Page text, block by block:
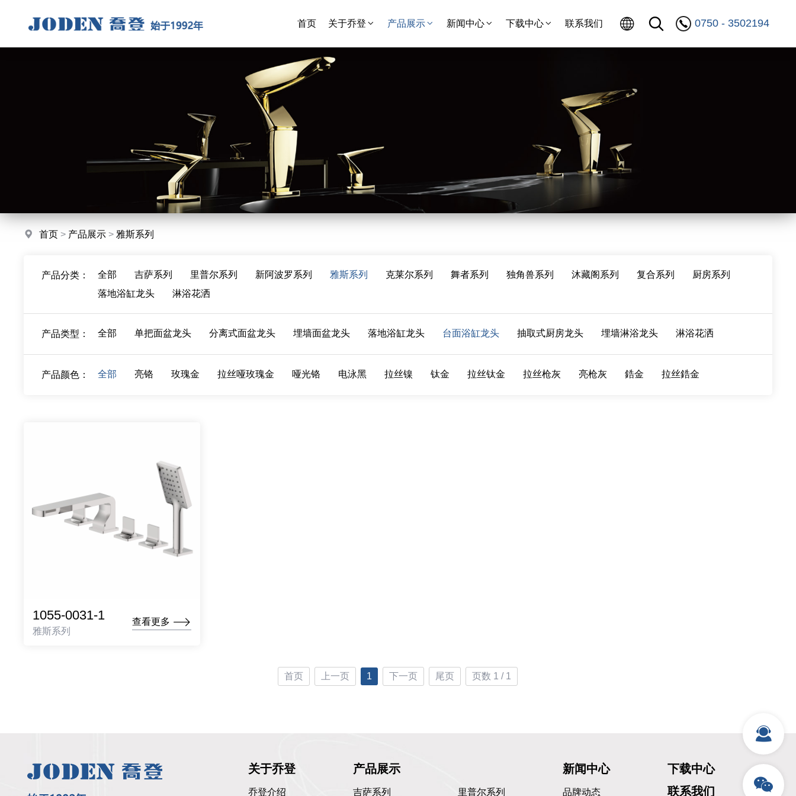
首页 关于乔登 产品展示 新闻中心 下载中心 联系我们 0750 - 3502194
首页 > 产品展示 > 雅斯系列
产品分类： 全部 吉萨系列 里普尔系列 新阿波罗系列 雅斯系列 克莱尔系列 舞者系列 独角兽系列 沐藏阁系列 复合系列
厨房系列
落地浴缸龙头
淋浴花洒
产品类型： 全部 单把面盆龙头 分离式面盆龙头 埋墙面盆龙头 落地浴缸龙头 台面浴缸龙头 抽取式厨房龙头 埋墙淋浴龙头 淋浴花洒
产品颜色： 全部 亮铬 玫瑰金 拉丝哑玫瑰金 哑光铬 电泳黑 拉丝镍 钛金 拉丝钛金 拉丝枪灰 亮枪灰 鋯金 拉丝鋯金
1055-0031-1
雅斯系列
查看更多
首页 上一页 1 下一页 尾页 页数 1 / 1
关于乔登
乔登介绍
产品展示
吉萨系列 里普尔系列
新闻中心
品牌动态
下载中心
联系我们